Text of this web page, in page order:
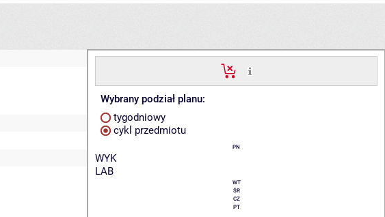
Wybrany podział planu:
tygodniowy
cykl przedmiotu
PN
WYK
LAB
WT
ŚR
CZ
PT